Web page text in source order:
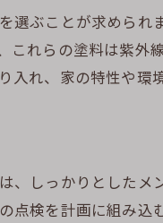
選ぶことが求めら
これらの塗料は紫
れ、家の特性や環
しっかりとした
点検を計画に組み